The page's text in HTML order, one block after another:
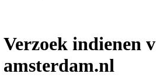
Verzoek indienen
amsterdam.nl